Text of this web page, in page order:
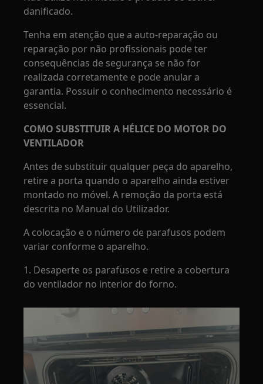
danificado.
Tenha em atenção que a auto-reparação ou
reparação por não profissionais pode ter
consequências de segurança se não for
realizada corretamente e pode anular a
garantia. Possuir o conhecimento necessário é
essencial.
COMO SUBSTITUIR A HÉLICE DO MOTOR DO
VENTILADOR
Antes de substituir qualquer peça do aparelho,
retire a porta quando o aparelho ainda estiver
montado no móvel. A remoção da porta está
descrita no Manual do Utilizador.
A colocação e o número de parafusos podem
variar conforme o aparelho.
1. Desaperte os parafusos e retire a cobertura
do ventilador no interior do forno.